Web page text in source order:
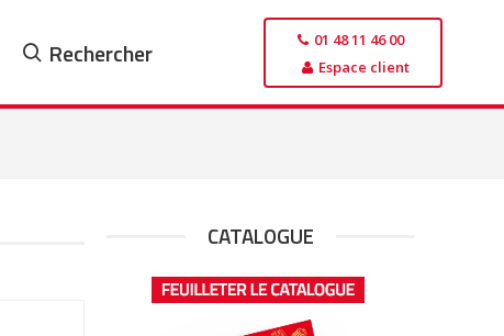
Rechercher
01 48 11 46 00
Espace client
CATALOGUE